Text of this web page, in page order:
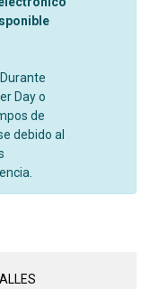
Durante
Day o
de
debido al